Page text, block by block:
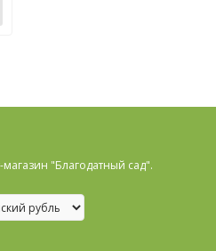
"Благодатный сад".